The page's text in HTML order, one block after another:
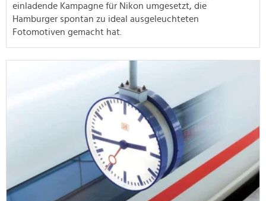
einladende Kampagne für Nikon umgesetzt, die
Hamburger spontan zu ideal ausgeleuchteten
Fotomotiven gemacht hat.